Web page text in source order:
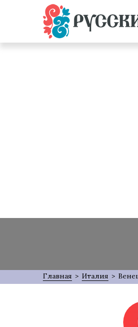
Главная > Италия >